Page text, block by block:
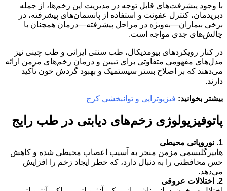
با وجود پیشرفت‌های قابل توجه در مدیریت این زخم‌ها، از جمله
دبریدمان، کنترل عفونت و استفاده از پانسمان‌های پیشرفته، در
برخی بیماران—به‌ویژه در مراحل پیشرفته—درمان همچنان با
چالش‌های جدی مواجه است.
در کنار رویکردهای بیومدیکال، طب سنتی ایرانی و طب چینی نیز
مدل‌های مفهومی متفاوتی برای تبیین و درمان زخم‌های مزمن ارائه
می‌دهند که بر اصلاح بستر سیستمیک و بهبود گردش خون تأکید
دارند.
بیشتر بخوانید: فیزیوتراپی و توانبخشی کرج
پاتوفیزیولوژی زخم‌های دیابتی در طب رایج
1. نوروپاتی محیطی
هایپرگلیسمی مزمن منجر به آسیب اعصاب محیطی شده و کاهش
حس محافظتی را به دنبال دارد، که خطر ایجاد زخم را افزایش
می‌دهد.
2. اختلالات عروقی